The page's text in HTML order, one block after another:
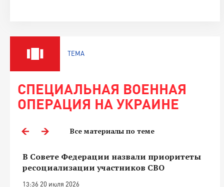
ТЕМА
СПЕЦИАЛЬНАЯ ВОЕННАЯ
ОПЕРАЦИЯ НА УКРАИНЕ
Все материалы по теме
В Совете Федерации назвали приоритеты
ресоциализации участников СВО
13:36 20 июля 2026